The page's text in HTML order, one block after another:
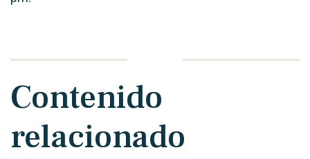
Contenido
relacionado